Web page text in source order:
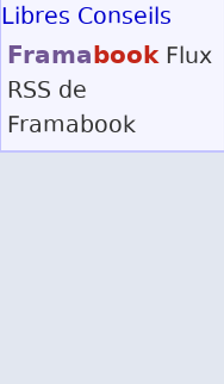
Libres Conseils
Framabook Flux
RSS de
Framabook